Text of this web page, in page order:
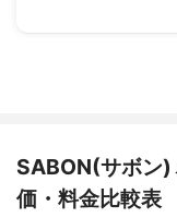
SABON(サボン)
価・料金比較表